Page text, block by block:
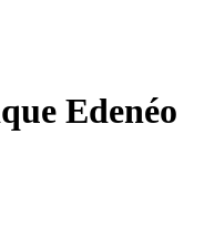
Edenéo